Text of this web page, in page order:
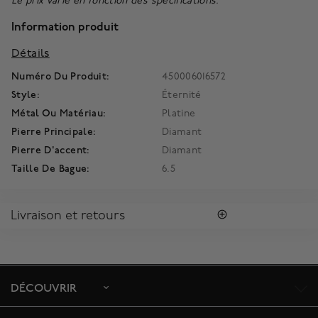
Information produit
Détails
Numéro Du Produit:
450006016572
Style:
Éternité
Métal Ou Matériau:
Platine
Pierre Principale:
Diamant
Pierre D'accent:
Diamant
Taille De Bague:
6.5
Livraison et retours
s'assurer la satisfaction de la réception des colis, toutes les
DÉCOUVRIR